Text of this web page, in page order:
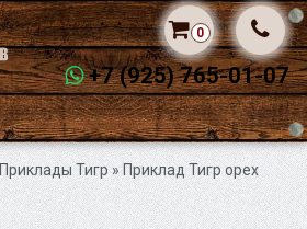
+7 (925) 765-01-07
0
Приклады Тигр» Приклад Тигр орех